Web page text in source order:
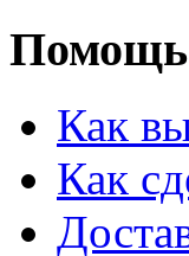
Помощь
Как
Как